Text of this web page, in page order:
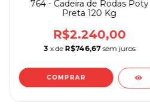
764 - Cadeira de Rodas Poty
Preta 120 Kg
R$2.240,00
3 x de R$746,67 sem juros